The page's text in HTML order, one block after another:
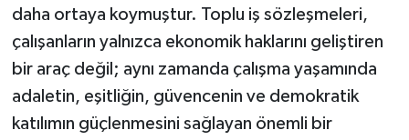
daha ortaya koymuştur. Toplu iş sözleşmeleri,
çalışanların yalnızca ekonomik haklarını geliştiren
bir araç değil; aynı zamanda çalışma yaşamında
adaletin, eşitliğin, güvencenin ve demokratik
katılımın güçlenmesini sağlayan önemli bir